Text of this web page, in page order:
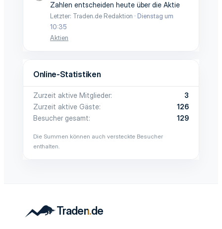
Zahlen entscheiden heute über die Aktie
Letzter: Traden.de Redaktion
Dienstag um
10:35
Aktien
Online-Statistiken
Zurzeit aktive Mitglieder
3
Zurzeit aktive Gäste
126
Besucher gesamt
129
Die Summen können auch versteckte Besucher
enthalten.